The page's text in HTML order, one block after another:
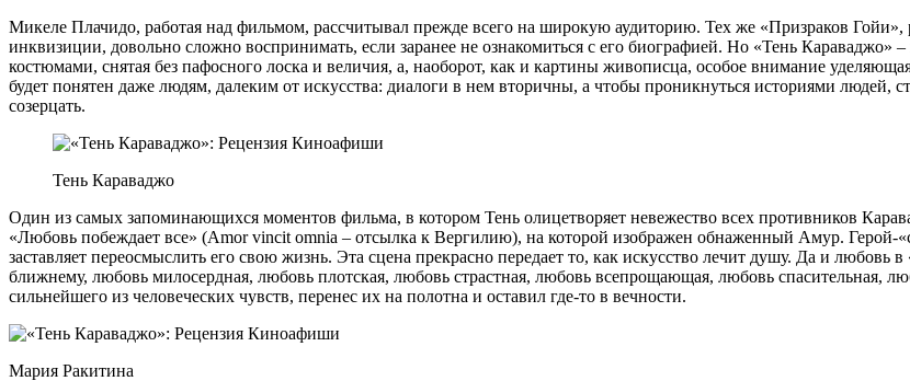
Микеле Плачидо, работая над фильмом, рассчитывал прежде всего на широкую аудиторию. Тех же «Призраков Гойи»,
инквизиции, довольно сложно воспринимать, если заранее не ознакомиться с его биографией. Но «Тень Караваджо»
костюмами, снятая без пафосного лоска и величия, а, наоборот, как и картины живописца, особое внимание
будет понятен даже людям, далеким от искусства: диалоги в нем вторичны, а чтобы проникнуться историями людей,
созерцать.
Тень Караваджо
Один из самых запоминающихся моментов фильма, в котором Тень олицетворяет невежество всех противников
«Любовь побеждает все» (Amor vincit omnia – отсылка к Вергилию), на которой изображен обнаженный Амур. Герой-
заставляет переосмыслить его свою жизнь. Эта сцена прекрасно передает то, как искусство лечит душу. Да и
ближнему, любовь милосердная, любовь плотская, любовь страстная, любовь всепрощающая, любовь спасительная,
сильнейшего из человеческих чувств, перенес их на полотна и оставил где-то в вечности.
Мария Ракитина